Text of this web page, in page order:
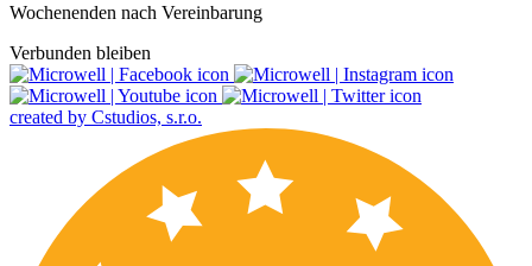
Wochenenden nach Vereinbarung
Verbunden bleiben
created by Cstudios, s.r.o.